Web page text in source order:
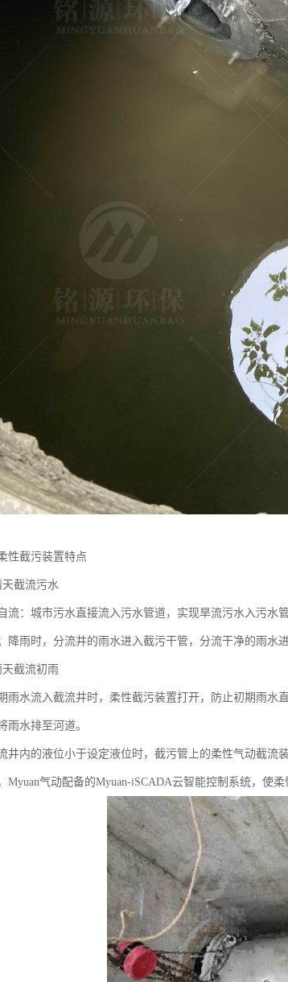
性截污装置特点
天截流污水
流：城市污水直接流入污水管道，实现旱流污水入污水
降雨时，分流井的雨水进入截污干管，分流干净的雨水
天截流初雨
雨水流入截流井时，柔性截污装置打开，防止初期雨
雨水排至河道。
井内的液位小于设定液位时，截污管上的柔性气动截流
Myuan气动配备的Myuan-iSCADA云智能控制系统，使